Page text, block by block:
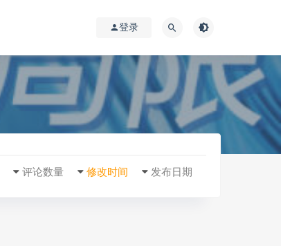
登录
发布日期
修改时间
评论数量